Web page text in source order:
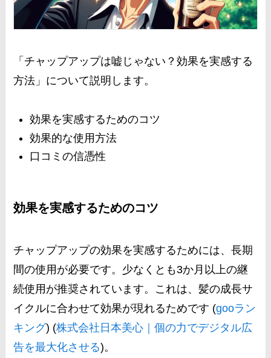
「チャップアップは嘘じゃない？効果を実感する
方法」について説明します。
効果を実感するためのコツ
効果的な使用方法
口コミの信憑性
効果を実感するためのコツ
チャップアップの効果を実感するためには、長期
間の使用が必要です。少なくとも3か月以上の継
続使用が推奨されています。これは、髪の成長サ
イクルに合わせて効果が現れるためです​ (gooラン
キング)​​ (株式会社日本美心｜個の力でデジタル広
告を最大化させる)​。